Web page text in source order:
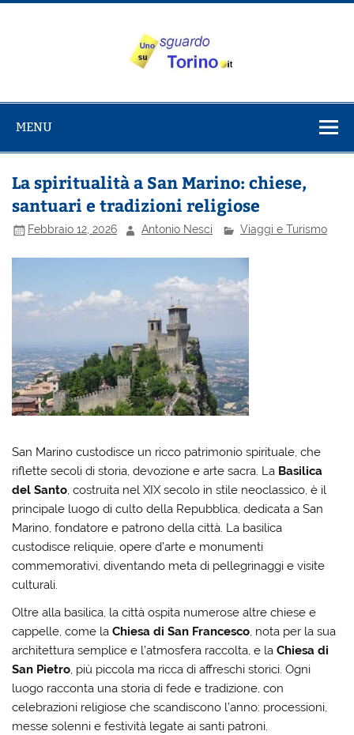
Salta
su Torino
MENU
La spiritualità a San Marino: chiese,
santuari e tradizioni religiose
Febbraio 12, 2026 Antonio Nesci Viaggi e Turismo
San Marino custodisce un ricco patrimonio spirituale, che
riflette secoli di storia, devozione e arte sacra. La Basilica
del Santo, costruita nel XIX secolo in stile neoclassico, è il
principale luogo di culto della Repubblica, dedicata a San
Marino, fondatore e patrono della città. La basilica
custodisce reliquie, opere d’arte e monumenti
commemorativi, diventando meta di pellegrinaggi e visite
culturali.
Oltre alla basilica, la città ospita numerose altre chiese e
cappelle, come laChiesa di San Francesco, nota per la sua
architettura semplice e l’atmosfera raccolta, e laChiesa di
San Pietro, più piccola ma ricca di affreschi storici. Ogni
luogo racconta una storia di fede e tradizione, con
celebrazioni religiose che scandiscono l’anno: processioni,
messe solenni e festività legate ai santi patroni.